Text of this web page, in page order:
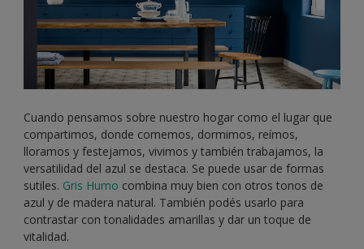
Cuando pensamos sobre nuestro hogar como el lugar que
compartimos, donde comemos, dormimos, reímos,
lloramos y festejamos, vivimos y también trabajamos, la
versatilidad del azul se destaca. Se puede usar de formas
sutiles. Gris Humo combina muy bien con otros tonos de
azul y de madera natural. También podés usarlo para
contrastar con tonalidades amarillas y dar un toque de
vitalidad.